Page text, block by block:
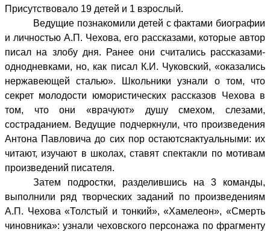
Присутствовало 19 детей и 1 взрослый.
Ведущие познакомили детей с фактами биографии
и личностью А.П. Чехова, его рассказами, которые автор
писал на злобу дня. Ранее они считались рассказами-
однодневками, но, как писал К.И. Чуковский, «оказались
нержавеющей сталью». Школьники узнали о том, что
секрет молодости юмористических рассказов Чехова в
том, что они «врачуют» душу смехом, слезами,
состраданием. Ведущие подчеркнули, что произведения
Антона Павловича до сих пор остаютсяактуальными: их
читают, изучают в школах, ставят спектакли по мотивам
произведений писателя.
Затем подростки, разделившись на 3 команды,
выполнили ряд творческих заданий по произведениям
А.П. Чехова «Толстый и тонкий», «Хамелеон», «Смерть
чиновника»: узнали чеховского персонажа по фрагменту